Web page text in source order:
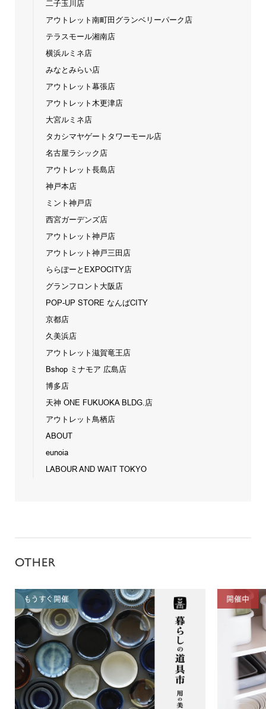
二子玉川店
アウトレット南町田グランベリーパーク店
テラスモール湘南店
横浜ルミネ店
みなとみらい店
アウトレット幕張店
アウトレット木更津店
大宮ルミネ店
タカシマヤゲートタワーモール店
名古屋ラシック店
アウトレット長島店
神戸本店
ミント神戸店
西宮ガーデンズ店
アウトレット神戸店
アウトレット神戸三田店
ららぽーとEXPOCITY店
グランフロント大阪店
POP-UP STORE なんばCITY
京都店
久美浜店
アウトレット滋賀竜王店
Bshop ミナモア 広島店
博多店
天神 ONE FUKUOKA BLDG.店
アウトレット鳥栖店
ABOUT
eunoia
LABOUR AND WAIT TOKYO
OTHER
もうすぐ開催 開催中